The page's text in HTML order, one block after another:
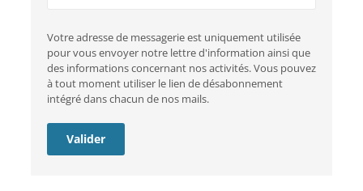
mail
Votre adresse de messagerie est uniquement utilisée
pour vous envoyer notre lettre d'information ainsi que
des informations concernant nos activités. Vous pouvez
à tout moment utiliser le lien de désabonnement
intégré dans chacun de nos mails.